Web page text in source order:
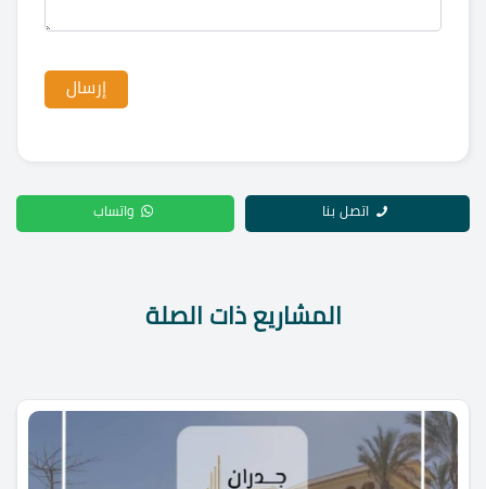
اتصل بنا واتساب
المشاريع ذات الصلة